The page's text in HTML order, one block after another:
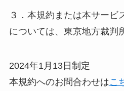
３．本規約または本サービ
については、東京地方裁判
2024年1月13日制定
本規約へのお問合わせはこ